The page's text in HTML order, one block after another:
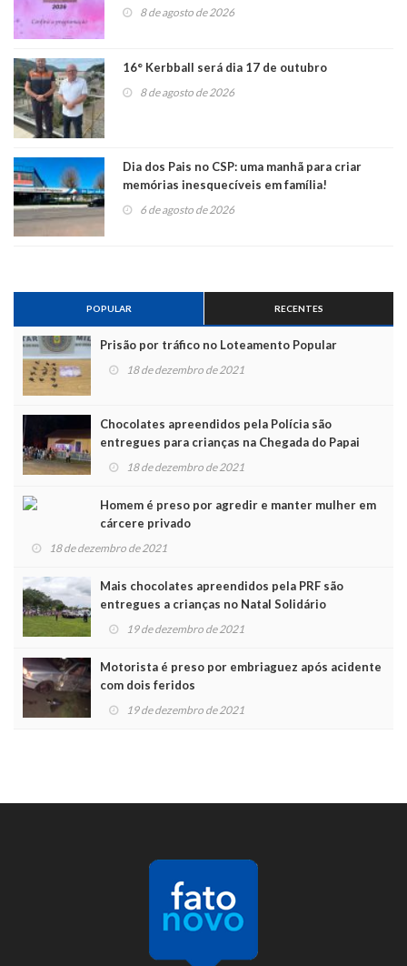
8 de agosto de 2026
16° Kerbball será dia 17 de outubro
8 de agosto de 2026
Dia dos Pais no CSP: uma manhã para criar
memórias inesquecíveis em família!
6 de agosto de 2026
POPULAR RECENTES
Prisão por tráfico no Loteamento Popular
18 de dezembro de 2021
Chocolates apreendidos pela Polícia são
entregues para crianças na Chegada do Papai
Noel 18 de dezembro de 2021
Homem é preso por agredir e manter mulher em
cárcere privado
18 de dezembro de 2021
Mais chocolates apreendidos pela PRF são
entregues a crianças no Natal Solidário
19 de dezembro de 2021
Motorista é preso por embriaguez após acidente
com dois feridos
19 de dezembro de 2021